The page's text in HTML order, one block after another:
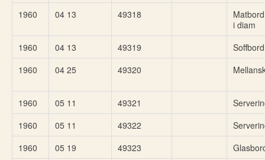
1960
04 13 49318
i diam
1960
04 13 49319
Soffbord
1960
04 25 49320
1960 05 11 49321
1960
05 11 49322
1960
05 19 49323